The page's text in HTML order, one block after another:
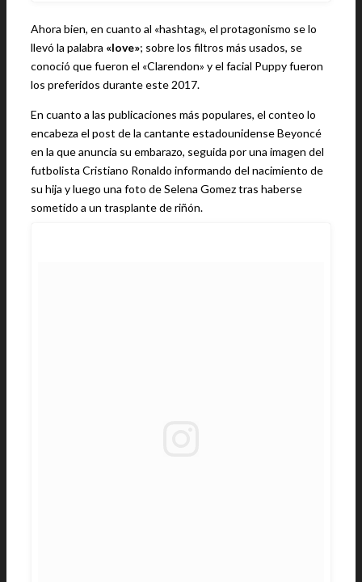
Ahora bien, en cuanto al «hashtag», el protagonismo se lo
llevó la palabra «love»; sobre los filtros más usados, se
conoció que fueron el «Clarendon» y el facial Puppy fueron
los preferidos durante este 2017.
En cuanto a las publicaciones más populares, el conteo lo
encabeza el post de la cantante estadounidense Beyoncé
en la que anuncia su embarazo, seguida por una imagen del
futbolista Cristiano Ronaldo informando del nacimiento de
su hija y luego una foto de Selena Gomez tras haberse
sometido a un trasplante de riñón.